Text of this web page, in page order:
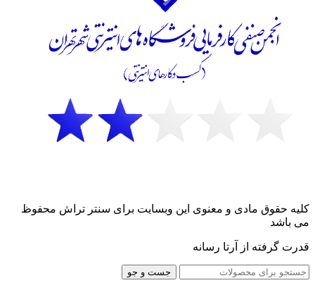
کلیه حقوق مادی و معنوی این وبسایت برای سنتر تراش محفوظ
می باشد
قدرت گرفته از آرتا رسانه
جست و جو